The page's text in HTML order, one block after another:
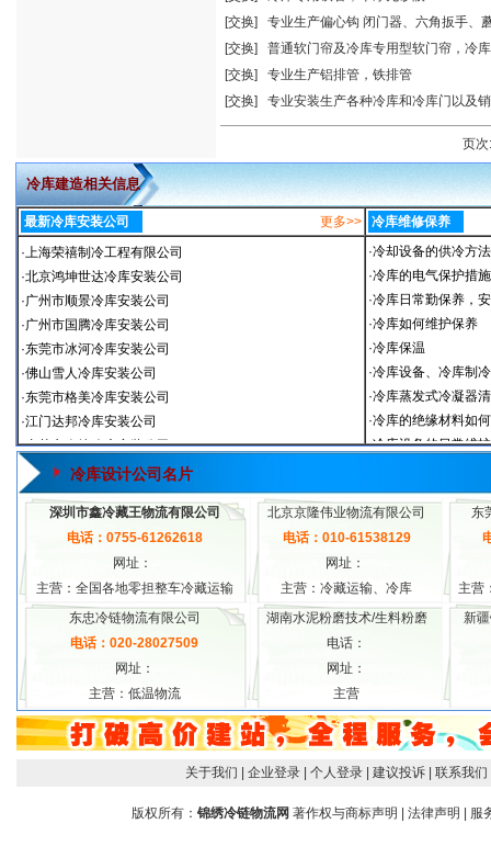
[交换]
专业生产偏心钩 闭门器、六角扳手、
[交换]
普通软门帘及冷库专用型软门帘，冷
[交换]
专业生产铝排管，铁排管
[交换]
专业安装生产各种冷库和冷库门以及
页次:
冷库建造相关信息
最新冷库安装公司 更多>> 冷库维修保养
冷库设计公司名片
深圳市鑫冷藏王物流有限公司
电话：0755-61262618
网址：
主营：全国各地零担整车冷藏运输
北京京隆伟业物流有限公司
电话：010-61538129
网址：
主营：冷藏运输、冷库
东
主营
东忠冷链物流有限公司
电话：020-28027509
网址：
主营：低温物流
湖南水泥粉磨技术/生料粉磨
电话：
网址：
主营
新
关于我们 | 企业登录 | 个人登录 | 建议投诉 | 联系我们
版权所有： 锦绣冷链物流网 著作权与商标声明 | 法律声明 | 服